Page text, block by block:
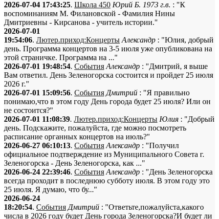
2026-07-04 17:43:25. Школа 450 Юрий Б. 1973 г.в. : "К
воспоминаниям М. Филановской - Фамилия Нины
Дмитриевны - Кирсанова - учитель истории."
2026-07-01
19:54:06. Лютер.приход:Концерты Александр : "Юлия, добрый
день. Программа концертов на 3-5 июля уже опубликована на
этой страничке. Программа на ..."
2026-07-01 19:48:54. События Александр : "Дмитрий, я выше
Вам ответил. День Зеленогорска состоится и пройдет 25 июля
2026 г."
2026-07-01 15:09:56. События Дмитрий : "Я правильно
понимаю,что в этом году День города будет 25 июля? Или он
не состоится?"
2026-07-01 11:08:39. Лютер.приход:Концерты Юлия : "Добрый
день. Подскажите, пожалуйста, где можно посмотреть
расписание органных концертов на июль?"
2026-06-27 06:10:13. События Александр : "Получил
официальное подтверждение из Муниципального Совета г.
Зеленогорска - День Зеленогорска, как ..."
2026-06-24 22:39:46. События Александр : "День Зеленогорска
всегда проходит в последнюю субботу июля. В этом году это
25 июля. Я думаю, что бу..."
2026-06-24
18:20:54. События Дмитрий : "Ответьте,пожалуйста,какого
числа в 2026 году будет День города Зеленогорска?И будет ли